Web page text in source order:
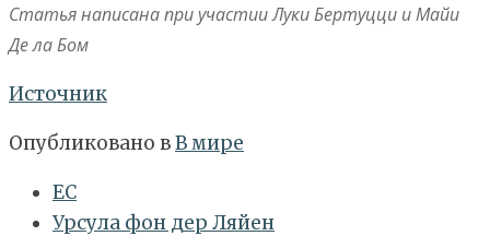
Статья написана при участии Луки Бертуцци и Майи
Де ла Бом
Источник
Опубликовано вВ мире
ЕС
Урсула фон дер Ляйен